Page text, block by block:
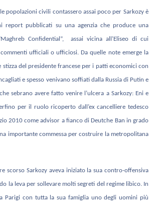
popolazioni civili contassero assai poco per Sarkozy è
report pubblicati su una agenzia che produce una
Confidential”, assai vicina all’Eliseo di cui
ufficiali o ufficiosi. Da quelle note emerge la
stizza del presidente francese per i patti economici con
e spesso venivano soffiati dalla Russia di Putin e
sebrano avere fatto venire l’ulcera a Sarkozy: Eni e
per il ruolo ricoperto dall’ex cancelliere tedesco
2010 come advisor a fianco di Deutche Ban in grado
importante commessa per costruire la metropolitana
scorso Sarkozy aveva iniziato la sua contro-offensiva
la leva per sollevare molti segreti del regime libico. In
Parigi con tutta la sua famiglia uno degli uomini più